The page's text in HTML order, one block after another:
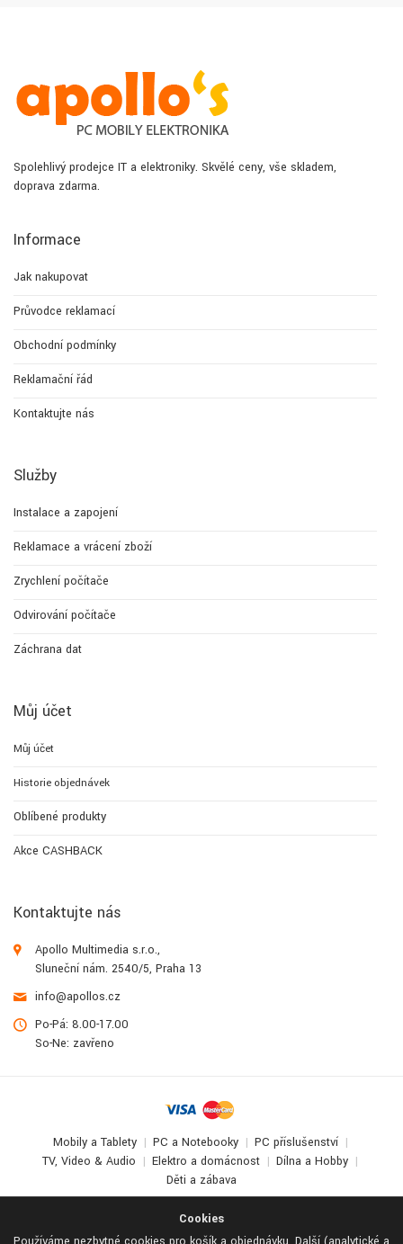
Cookies
Spolehlivý prodejce IT a elektroniky. Skvělé ceny, vše skladem,
doprava zdarma.
Informace
Jak nakupovat
Průvodce reklamací
Obchodní podmínky
Reklamační řád
Kontaktujte nás
Služby
Instalace a zapojení
Reklamace a vrácení zboží
Zrychlení počítače
Odvirování počítače
Záchrana dat
Můj účet
Můj účet
Historie objednávek
Oblíbené produkty
Akce CASHBACK
Kontaktujte nás
Apollo Multimedia s.r.o.,
Sluneční nám. 2540/5, Praha 13
info@apollos.cz
Po-Pá: 8.00-17.00
So-Ne: zavřeno
Mobily a Tablety PC a Notebooky
PC příslušenství
TV, Video & Audio
Elektro a domácnost
Dílna a Hobby
Děti a zábava